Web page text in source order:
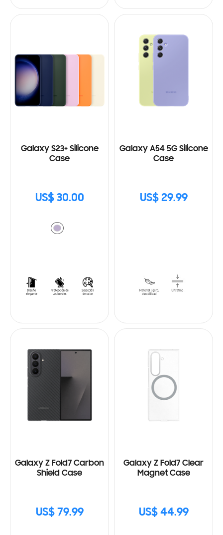
Galaxy S23+ Silicone
Case
US$ 30.00
Galaxy A54 5G Silicone
Case
US$ 29.99
Galaxy Z Fold7 Carbon
Shield Case
US$ 79.99
Galaxy Z Fold7 Clear
Magnet Case
US$ 44.99